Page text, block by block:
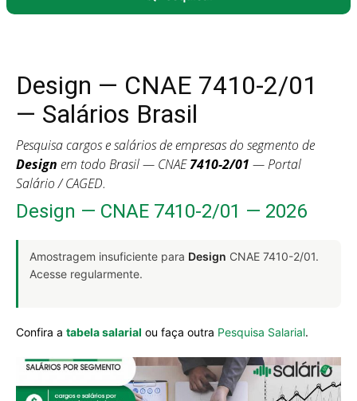
Design — CNAE 7410-2/01
— Salários Brasil
Pesquisa cargos e salários de empresas do segmento de
Design em todo Brasil — CNAE7410-2/01 — Portal
Salário / CAGED.
Design — CNAE 7410-2/01 — 2026
Amostragem insuficiente para Design CNAE 7410-2/01.
Acesse regularmente.
Confira a tabela salarial ou faça outra Pesquisa Salarial.